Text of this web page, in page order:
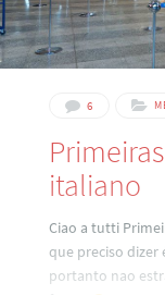
6
italiano
Ciao a tutti
que preciso dizer
portanto nao